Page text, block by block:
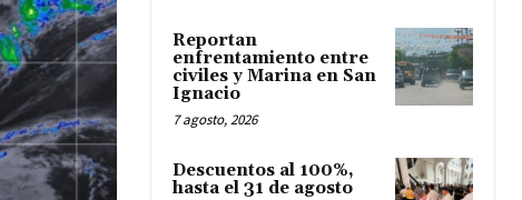
Reportan
enfrentamiento entre
civiles y Marina en San
Ignacio
7 agosto, 2026
Descuentos al 100%,
hasta el 31 de agosto